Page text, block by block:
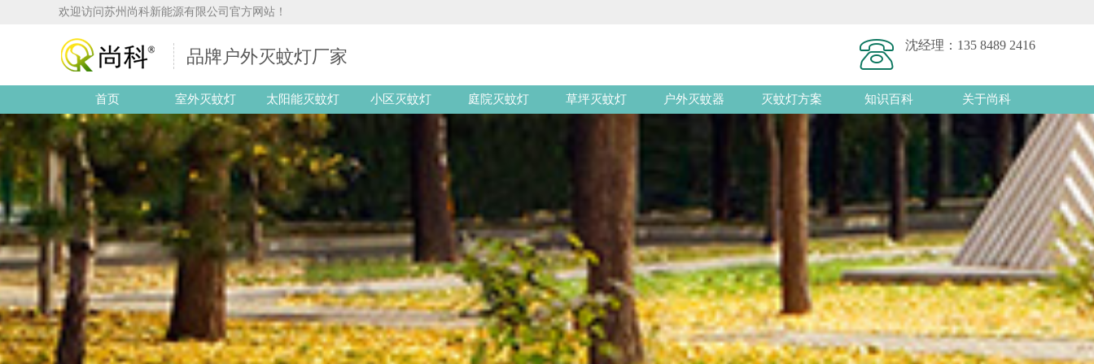
欢迎访问苏州尚科新能源有限公司官方网站！
品牌户外灭蚊灯厂家
沈经理： 135 8489 2416
首页 室外灭蚊灯 太阳能灭蚊灯 小区灭蚊灯 庭院灭蚊灯 草坪灭蚊灯 户外灭蚊器 灭蚊灯方案 知识百科 关于尚科